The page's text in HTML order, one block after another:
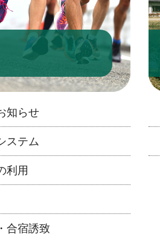
知らせ
ステム
利用
合宿誘致